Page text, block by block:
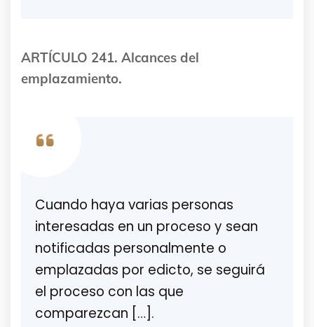
ARTÍCULO 241. Alcances del
emplazamiento.
Cuando haya varias personas
interesadas en un proceso y sean
notificadas personalmente o
emplazadas por edicto, se seguirá
el proceso con las que
comparezcan […].